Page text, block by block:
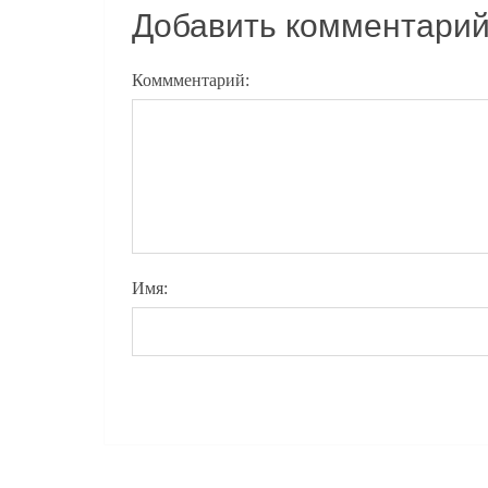
Добавить
Коммментарий:
Имя: